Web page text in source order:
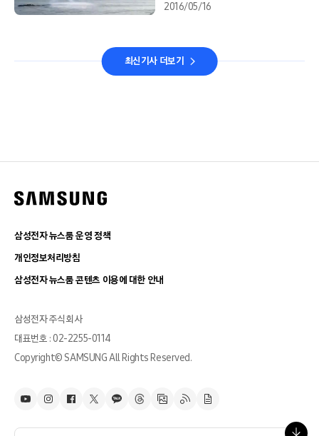
2016/05/16
최신기사 더보기
삼성전자 뉴스룸 운영 정책
개인정보처리방침
삼성전자 뉴스룸 콘텐츠 이용에 대한 안내
삼성전자 주식회사
대표번호 : 02-2255-0114
Copyright© SAMSUNG All Rights Reserved.